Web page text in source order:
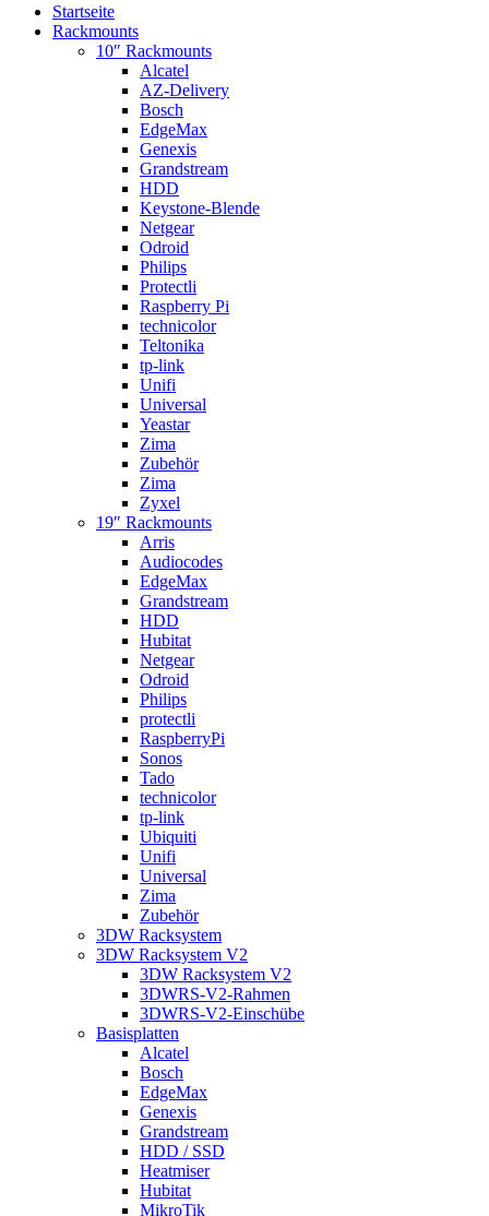
Startseite
Rackmounts
10″ Rackmounts
Alcatel
AZ-Delivery
Bosch
EdgeMax
Genexis
Grandstream
HDD
Keystone-Blende
Netgear
Odroid
Philips
Protectli
Raspberry Pi
technicolor
Teltonika
tp-link
Unifi
Universal
Yeastar
Zima
Zubehör
Zima
Zyxel
19″ Rackmounts
Arris
Audiocodes
EdgeMax
Grandstream
HDD
Hubitat
Netgear
Odroid
Philips
protectli
RaspberryPi
Sonos
Tado
technicolor
tp-link
Ubiquiti
Unifi
Universal
Zima
Zubehör
3DW Racksystem
3DW Racksystem V2
3DW Racksystem V2
3DWRS-V2-Rahmen
3DWRS-V2-Einschübe
Basisplatten
Alcatel
Bosch
EdgeMax
Genexis
Grandstream
HDD / SSD
Heatmiser
Hubitat
MikroTik